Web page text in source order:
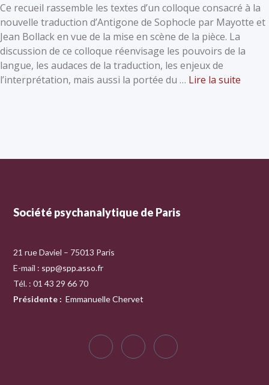
Ce recueil rassemble les textes d’un colloque consacré à la
nouvelle traduction d’Antigone de Sophocle par Mayotte et
Jean Bollack en vue de la mise en scène de la pièce. La
discussion de ce colloque réenvisage les pouvoirs de la
langue, les audaces de la traduction, les enjeux de
l’interprétation, mais aussi la portée du … Lire la suite
Société psychanalytique de Paris
21 rue Daviel – 75013 Paris
E-mail : spp@spp.asso.fr
Tél. : 01 43 29 66 70
Présidente : Emmanuelle Chervet